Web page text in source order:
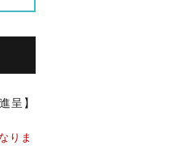
呈】
りま